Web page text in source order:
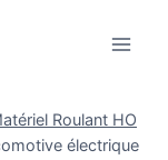
Roulant HO
électrique